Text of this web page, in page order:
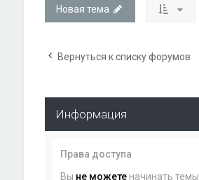
Новая тема
Вернуться к списку форумов
Информация
Права доступа
Вы не можетеначинать темы